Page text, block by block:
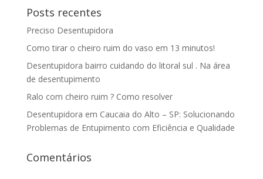
Posts recentes
Preciso Desentupidora
Como tirar o cheiro ruim do vaso em 13 minutos!
Desentupidora bairro cuidando do litoral sul . Na área
de desentupimento
Ralo com cheiro ruim ? Como resolver
Desentupidora em Caucaia do Alto – SP: Solucionando
Problemas de Entupimento com Eficiência e Qualidade
Comentários